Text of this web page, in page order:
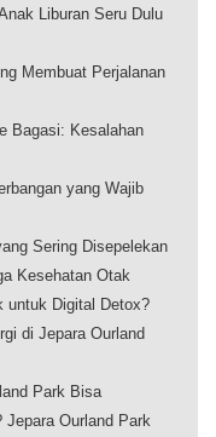
Liburan Seru Dulu
Membuat Perjalanan
Bagasi: Kesalahan
yang Wajib
Sering Disepelekan
Kesehatan Otak
untuk Digital Detox?
di Jepara Ourland
Park Bisa
Jepara Ourland Park